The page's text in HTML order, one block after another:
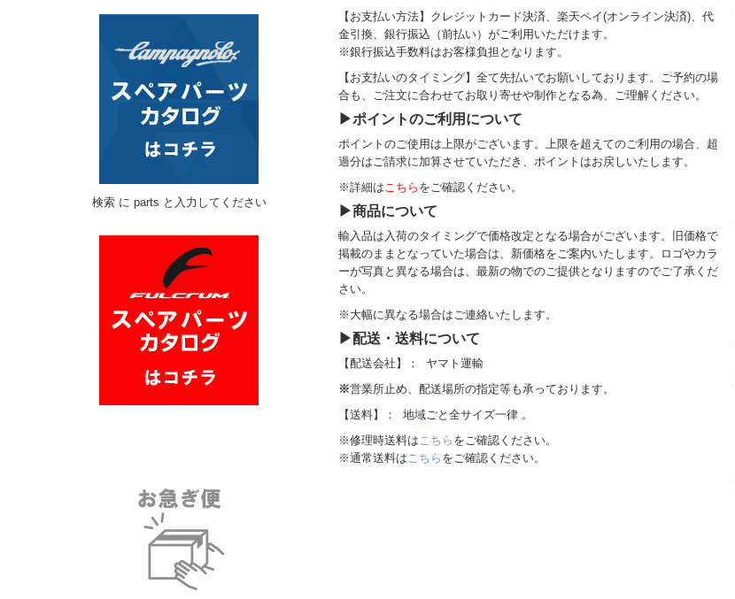
【お支払い方法】クレジットカード決済、楽天ペイ(オンライン決済)、代
金引換、銀行振込（前払い）がご利用いただけます。
※銀行振込手数料はお客様負担となります。
【お支払いのタイミング】全て先払いでお願いしております。ご予約の場
合も、ご注文に合わせてお取り寄せや制作となる為、ご理解ください。
▶ポイントのご利用について
ポイントのご使用は上限がございます。上限を超えてのご利用の場合、超
過分はご請求に加算させていただき、ポイントはお戻しいたします。
※詳細は こちら をご確認ください。
▶商品について
輸入品は入荷のタイミングで価格改定となる場合がございます。旧価格で
掲載のままとなっていた場合は、新価格をご案内いたします。ロゴやカラ
ーが写真と異なる場合は、最新の物でのご提供となりますのでご了承くだ
さい。
※大幅に異なる場合はご連絡いたします。
▶配送・送料について
【配送会社】： ヤマト運輸
※営業所止め、配送場所の指定等も承っております。
【送料】： 地域ごと全サイズ一律 。
※修理時送料は こちら をご確認ください。
※通常送料は こちら をご確認ください。
検索 に parts と入力してください